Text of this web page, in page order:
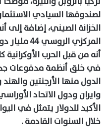
لصندوقها السيادي
المركزي
أنه من قبل الحرب
في خلق أنظمة مدفوعات
الدول منها الأرجنتين والهند
وايران ودول الاتحاد
الأكيد للدولار يتمثل في
خلال السنوات القادمة .